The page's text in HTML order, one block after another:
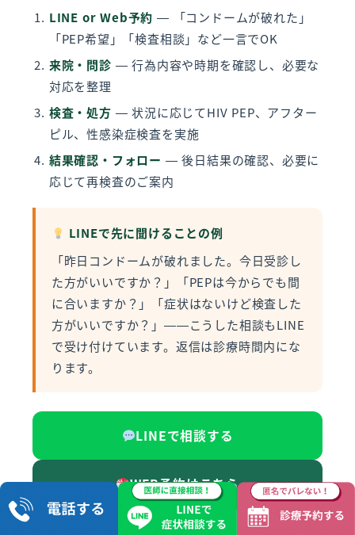
LINE or Web予約 — 「コンドームが破れた」
「PEP希望」「検査相談」など一言でOK
来院・問診 — 行為内容や時期を確認し、必要な
対応を整理
検査・処方 — 状況に応じてHIV PEP、アフター
ピル、性感染症検査を実施
結果確認・フォロー — 後日結果の確認、必要に
応じて再検査のご案内
LINEで先に聞けることの例
「昨日コンドームが破れました。今日受診し
た方がいいですか？」「PEPは今からでも間
に合いますか？」「症状はないけど検査した
方がいいですか？」——こうした相談もLINE
で受け付けています。返信は診療時間内にな
ります。
LINEで相談する
WEB予約はこちら